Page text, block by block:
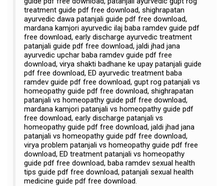
treatment guide pdf free download, shighrapatan
ayurvedic dawa patanjali guide pdf free download,
mardana kamjori ayurvedic ilaj baba ramdev guide pdf
free download, early discharge ayurvedic treatment
patanjali guide pdf free download, jaldi jhad jana
ayurvedic upchar baba ramdev guide pdf free
download, virya shakti badhane ke upay patanjali guide
pdf free download, ED ayurvedic treatment baba
ramdev guide pdf free download, gupt rog patanjali vs
homeopathy guide pdf free download, shighrapatan
patanjali vs homeopathy guide pdf free download,
mardana kamjori patanjali vs homeopathy guide pdf
free download, early discharge patanjali vs
homeopathy guide pdf free download, jaldi jhad jana
patanjali vs homeopathy guide pdf free download,
virya problem patanjali vs homeopathy guide pdf free
download, ED treatment patanjali vs homeopathy
guide pdf free download, baba ramdev sexual health
tips guide pdf free download, patanjali sexual health
medicine guide pdf free download.